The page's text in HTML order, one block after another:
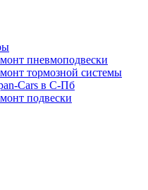
пневмоподвески
тормозной системы
Cars в С-Пб
подвески